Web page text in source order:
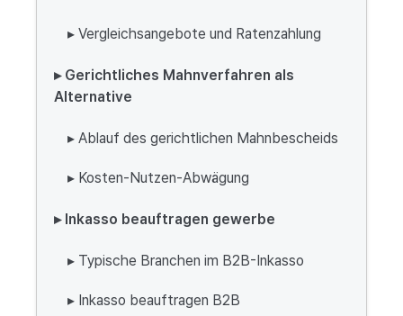
▸ Vergleichsangebote und Ratenzahlung
▸ Gerichtliches Mahnverfahren als
Alternative
▸ Ablauf des gerichtlichen Mahnbescheids
▸ Kosten-Nutzen-Abwägung
▸ Inkasso beauftragen gewerbe
▸ Typische Branchen im B2B-Inkasso
▸ Inkasso beauftragen B2B